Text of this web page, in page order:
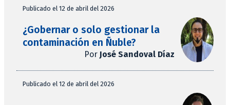
Publicado el 12 de abril del 2026
¿Gobernar o solo gestionar la
contaminación en Ñuble?
Por José Sandoval Díaz
Publicado el 12 de abril del 2026